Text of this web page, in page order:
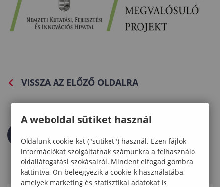
VISSZA AZ ELŐZŐ OLDALRA
A weboldal sütiket használ
Oldalunk cookie-kat ("sütiket") használ. Ezen fájlok
információkat szolgáltatnak számunkra a felhasználó
oldallátogatási szokásairól. Mindent elfogad gombra
kattintva, Ön beleegyezik a cookie-k használatába,
amelyek marketing és statisztikai adatokat is